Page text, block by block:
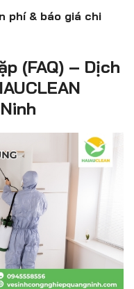
phí & báo giá chi
(FAQ) – Dịch